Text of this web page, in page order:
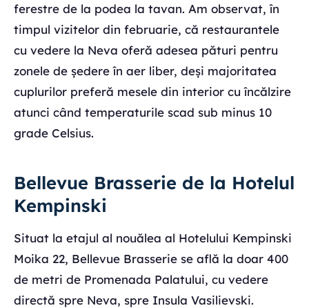
ferestre de la podea la tavan. Am observat, în
timpul vizitelor din februarie, că restaurantele
cu vedere la Neva oferă adesea pături pentru
zonele de ședere în aer liber, deși majoritatea
cuplurilor preferă mesele din interior cu încălzire
atunci când temperaturile scad sub minus 10
grade Celsius.
Bellevue Brasserie de la Hotelul
Kempinski
Situat la etajul al nouălea al Hotelului Kempinski
Moika 22, Bellevue Brasserie se află la doar 400
de metri de Promenada Palatului, cu vedere
directă spre Neva, spre Insula Vasilievski.